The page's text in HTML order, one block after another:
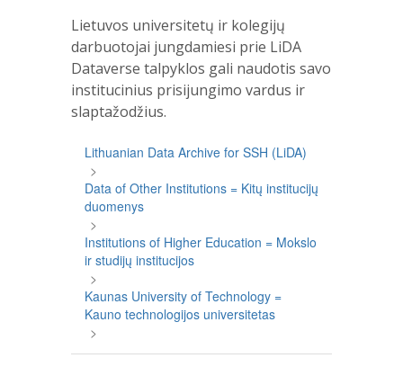
Lietuvos universitetų ir kolegijų
darbuotojai jungdamiesi prie LiDA
Dataverse talpyklos gali naudotis savo
institucinius prisijungimo vardus ir
slaptažodžius.